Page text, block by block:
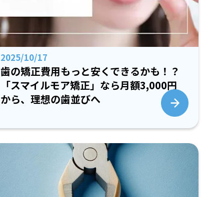
2025/10/17
歯の矯正費用もっと安くできるかも！？
「スマイルモア矯正」なら月額3,000円
から、理想の歯並びへ